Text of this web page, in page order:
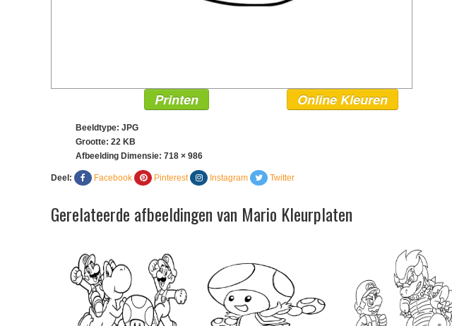
Printen Online Kleuren
Beeldtype: JPG
Grootte: 22 KB
Afbeelding Dimensie: 718 × 986
Deel: Facebook Pinterest Instagram Twitter
Gerelateerde afbeeldingen van Mario Kleurplaten